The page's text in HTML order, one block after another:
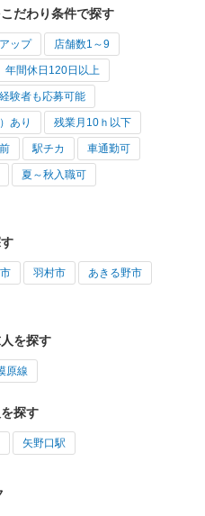
だわり条件で探す
ップ 店舗数1～9
年間休日120日以上
験者も応募可能
あり 残業月10ｈ以下
駅チカ 車通勤可
夏～秋入職可
羽村市 あきる野市
を探す
原線
探す
矢野口駅